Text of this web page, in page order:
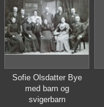
Sofie Olsdatter Bye
med barn og
svigerbarn